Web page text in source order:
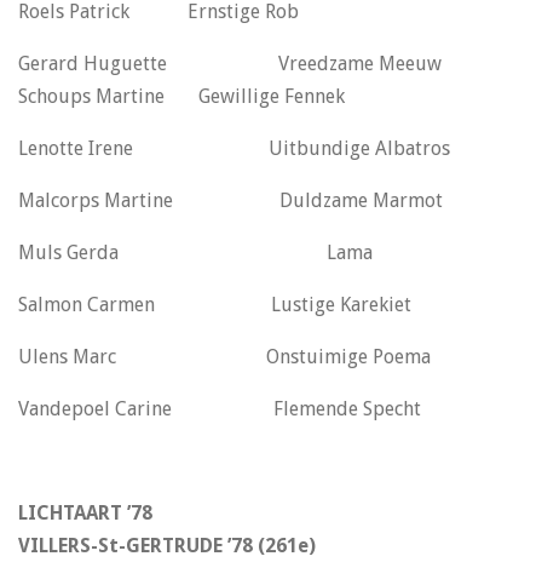
Roels Patrick Ernstige Rob
Gerard Huguette Vreedzame Meeuw
Schoups Martine Gewillige Fennek
Lenotte Irene Uitbundige Albatros
Malcorps Martine Duldzame Marmot
Muls Gerda Lama
Salmon Carmen Lustige Karekiet
Ulens Marc Onstuimige Poema
Vandepoel Carine Flemende Specht
LICHTAART ’78
VILLERS-St-GERTRUDE ’78 (261e)